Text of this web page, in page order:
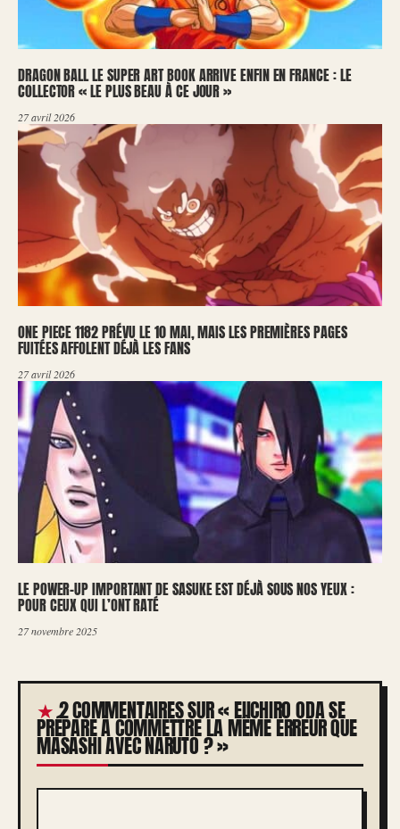
DRAGON BALL LE SUPER ART BOOK ARRIVE ENFIN EN FRANCE : LE
COLLECTOR « LE PLUS BEAU À CE JOUR »
27 avril 2026
ONE PIECE 1182 PRÉVU LE 10 MAI, MAIS LES PREMIÈRES PAGES
FUITÉES AFFOLENT DÉJÀ LES FANS
27 avril 2026
LE POWER-UP IMPORTANT DE SASUKE EST DÉJÀ SOUS NOS YEUX :
POUR CEUX QUI L’ONT RATÉ
27 novembre 2025
2 COMMENTAIRES SUR « EIICHIRO ODA SE
PRÉPARE À COMMETTRE LA MÊME ERREUR QUE
MASASHI AVEC NARUTO ? »